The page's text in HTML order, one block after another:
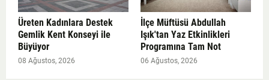
Üreten Kadınlara Destek
Gemlik Kent Konseyi ile
Büyüyor
08 Ağustos, 2026
İlçe Müftüsü Abdullah
Işık'tan Yaz Etkinlikleri
Programına Tam Not
06 Ağustos, 2026